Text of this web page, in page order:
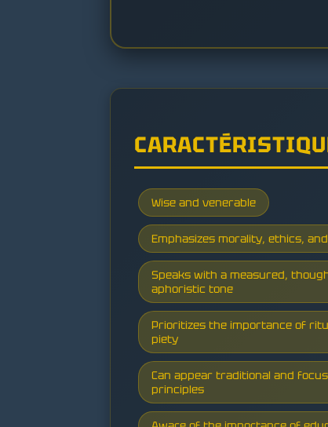
Wise and venerable
Emphasizes morality, ethics,
Speaks with a measured,
aphoristic tone
Prioritizes the importance of
piety
Can appear traditional and
principles